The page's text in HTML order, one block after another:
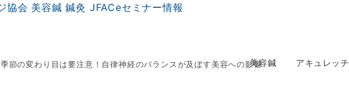
美容鍼 アキュレッチ
季節の変わり目は要注意！自律神経のバランスが及ぼす美容への影響